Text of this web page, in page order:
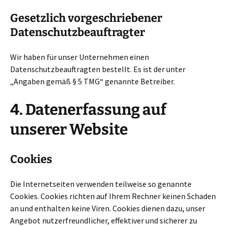
Gesetzlich vorgeschriebener
Datenschutzbeauftragter
Wir haben für unser Unternehmen einen
Datenschutzbeauftragten bestellt. Es ist der unter
„Angaben gemäß § 5 TMG“ genannte Betreiber.
4. Datenerfassung auf
unserer Website
Cookies
Die Internetseiten verwenden teilweise so genannte
Cookies. Cookies richten auf Ihrem Rechner keinen Schaden
an und enthalten keine Viren. Cookies dienen dazu, unser
Angebot nutzerfreundlicher, effektiver und sicherer zu